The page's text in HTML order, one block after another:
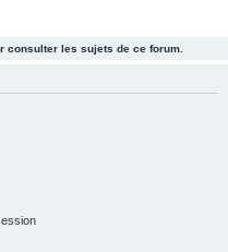
consulter les sujets de ce forum.